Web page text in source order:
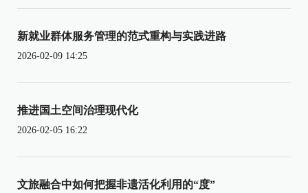
新就业群体服务管理的范式重构与实践进路
2026-02-09 14:25
推进国土空间治理现代化
2026-02-05 16:22
文旅融合中如何把握非遗活化利用的“度”